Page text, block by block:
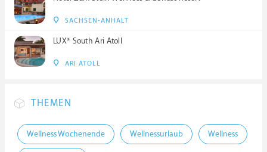
SACHSEN-ANHALT
LUX* South Ari Atoll
ARI ATOLL
THEMEN
Wellness Wochenende Wellnessurlaub Wellness